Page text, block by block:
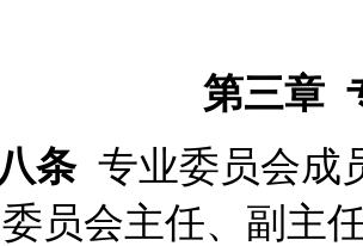
第三章
条 专业委员会成
员会主任、副主